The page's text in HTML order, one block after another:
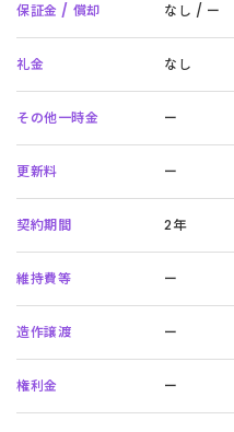
保証金 / 償却 なし / ー
礼金 なし
その他一時金 ー
更新料 ー
契約期間 2年
維持費等 ー
造作譲渡 ー
権利金 ー